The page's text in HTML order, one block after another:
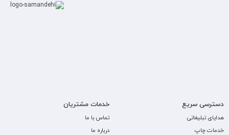
دسترسی سریع
هدایای تبلیغاتی
خدمات چاپ
خدمات مشتریان
تماس با ما
درباره ما